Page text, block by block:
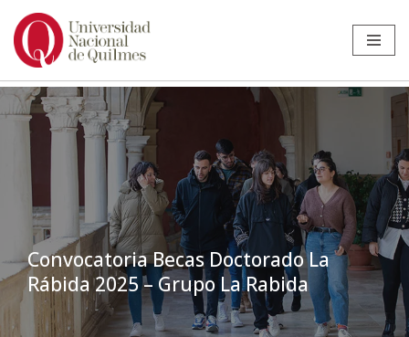
Ir
contenido
Convocatoria Becas Doctorado La
Rábida 2025 – Grupo La Rabida
Inicio » Noticias » Estudiantes »Convocatoria Becas Doctorado La
Rábida 2025 – Grupo La Rabida